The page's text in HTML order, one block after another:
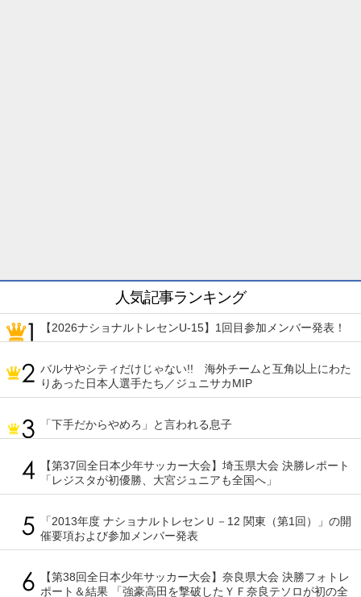
人気記事ランキング
【2026ナショナルトレセンU-15】1回目参加メンバー発表！
バルサやシティだけじゃない!! 海外チームと互角以上にわた
りあった日本人選手たち／ジュニサカMIP
「下手だからやめろ」と言われる息子
【第37回全日本少年サッカー大会】埼玉県大会 決勝レポート
「レジスタが初優勝、大宮ジュニアも全国へ」
「2013年度 ナショナルトレセンＵ－12 関東（第1回）」の開
催要項および参加メンバー発表
【第38回全日本少年サッカー大会】奈良県大会 決勝フォトレ
ポート＆結果 「強豪高田を撃破したＹＦ奈良テソロが初の全